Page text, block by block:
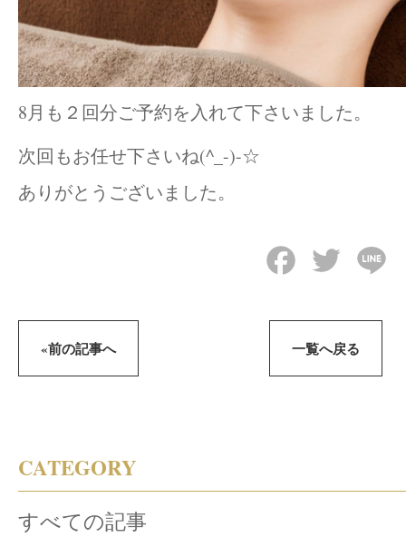
8月も２回分ご予約を入れて下さいました。
次回もお任せ下さいね(^_-)-☆
ありがとうございました。
Facebook Twitter
«前の記事へ 一覧へ戻る
CATEGORY
すべての記事